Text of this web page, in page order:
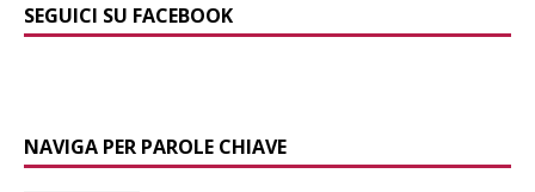
SEGUICI SU FACEBOOK
NAVIGA PER PAROLE CHIAVE